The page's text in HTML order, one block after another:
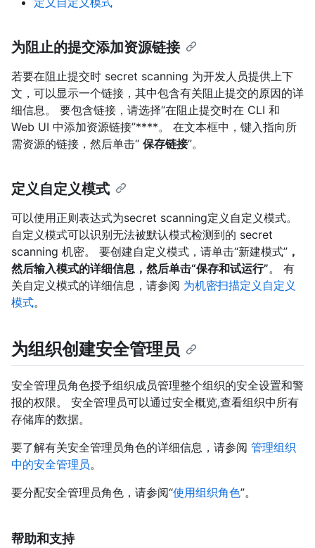
为阻止的提交添加资源链接
若要在阻止提交时 secret scanning 为开发人员提供上下
文，可以显示一个链接，其中包含有关阻止提交的原因的详
细信息。 要包含链接，请选择“在阻止提交时在 CLI 和
Web UI 中添加资源链接”****。 在文本框中，键入指向所
需资源的链接，然后单击“ 保存链接”。
定义自定义模式
可以使用正则表达式为secret scanning定义自定义模式。
自定义模式可以识别无法被默认模式检测到的 secret
scanning 机密。 要创建自定义模式，请单击“新建模式” ，
然后输入模式的详细信息，然后单击“保存和试运行”。 有
关自定义模式的详细信息，请参阅 为机密扫描定义自定义
模式。
为组织创建安全管理员
安全管理员角色授予组织成员管理整个组织的安全设置和警
报的权限。 安全管理员可以通过安全概览,查看组织中所有
存储库的数据。
要了解有关安全管理员角色的详细信息，请参阅 管理组织
中的安全管理员。
要分配安全管理员角色，请参阅“使用组织角色”。
帮助和支持